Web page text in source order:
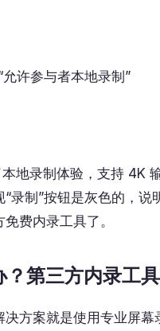
许参与者本地录制”
地录制体验，支持 4K
录制”按钮是灰色的，说
费内录工具了。
第三方内录工
方案就是使用专业屏幕